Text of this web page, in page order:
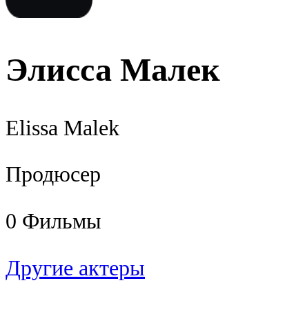
Элисса Малек
Elissa Malek
Продюсер
0 Фильмы
Другие актеры